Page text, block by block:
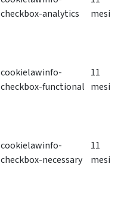
checkbox-analytics
mesi
cookielawinfo-
checkbox-functional
11
mesi
cookielawinfo-
checkbox-necessary
11
mesi